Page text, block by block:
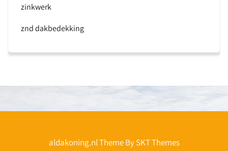
zinkwerk
znd dakbedekking
aldakoning.nl Theme By SKT Themes